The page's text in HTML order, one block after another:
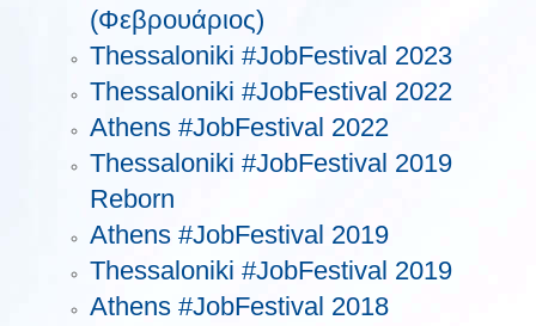
(Φεβρουάριος)
Thessaloniki #JobFestival 2023
Thessaloniki #JobFestival 2022
Athens #JobFestival 2022
Thessaloniki #JobFestival 2019
Reborn
Athens #JobFestival 2019
Thessaloniki #JobFestival 2019
Athens #JobFestival 2018